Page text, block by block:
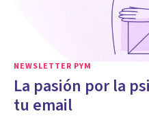
NEWSLETTER PYM
La pasión por la
tu email